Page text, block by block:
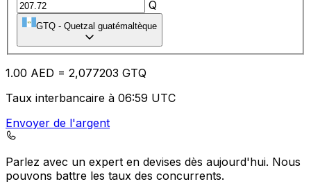
Q
GTQ - Quetzal guatémaltèque
1.00 AED = 2,077203 GTQ
Taux interbancaire à 06:59 UTC
Envoyer de l'argent
Parlez avec un expert en devises dès aujourd'hui. Nous
pouvons battre les taux des concurrents.